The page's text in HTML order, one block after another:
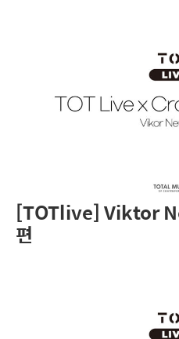
[TOTlive] Viktor
편